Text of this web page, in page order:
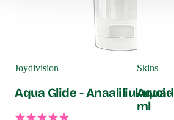
Joydivision
Aqua Glide -
Skins
Aqua
ml